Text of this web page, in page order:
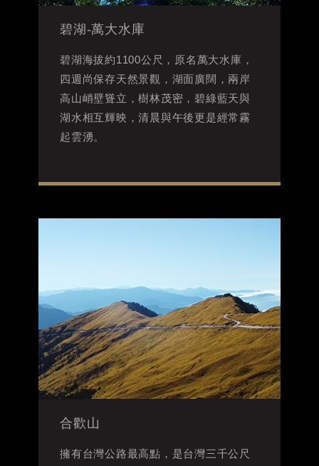
碧湖-萬大水庫
碧湖海拔約1100公尺，原名萬大水庫，
四週尚保存天然景觀，湖面廣闊，兩岸
高山峭壁聳立，樹林茂密，碧綠藍天與
湖水相互輝映，清晨與午後更是經常霧
起雲湧。
合歡山
擁有台灣公路最高點，是台灣三千公尺